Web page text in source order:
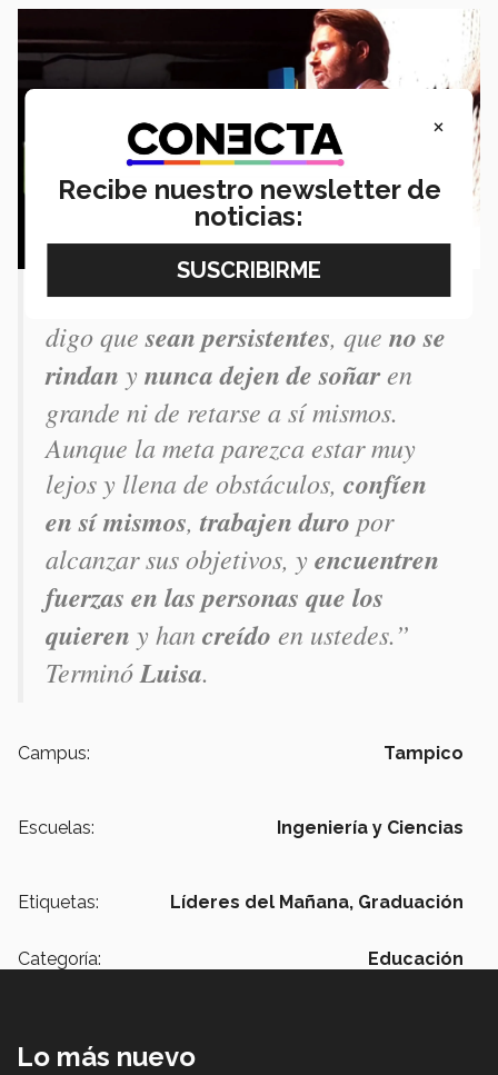
“A los futuroslíderes del mañanales
digo quesean persistentes, que no se
rindan ynunca dejen de soñaren
grande ni de retarse a sí mismos.
Aunque la meta parezca estar muy
lejos y llena de obstáculos, confíen
en sí mismos,trabajen duro por
alcanzar sus objetivos, yencuentren
fuerzas en las personas que los
quieren y han creído en ustedes.”
TerminóLuisa.
Campus: Tampico
Escuelas: Ingeniería y Ciencias
Etiquetas: Líderes del Mañana, Graduación
Categoría: Educación
Lo más nuevo
×
Recibe nuestro newsletter de
noticias: